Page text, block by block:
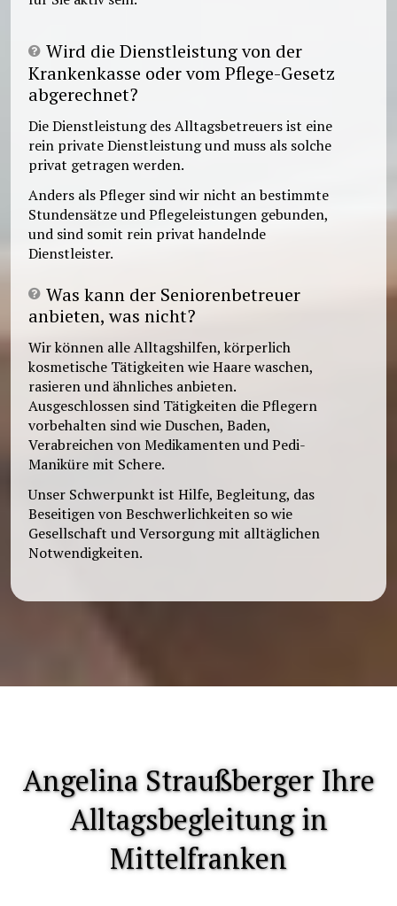
Wird die Dienstleistung von der
Krankenkasse oder vom Pflege-Gesetz
abgerechnet?
Die Dienstleistung des Alltagsbetreuers ist eine
rein private Dienstleistung und muss als solche
privat getragen werden.
Anders als Pfleger sind wir nicht an bestimmte
Stundensätze und Pflegeleistungen gebunden,
und sind somit rein privat handelnde
Dienstleister.
Was kann der Seniorenbetreuer
anbieten, was nicht?
Wir können alle Alltagshilfen, körperlich
kosmetische Tätigkeiten wie Haare waschen,
rasieren und ähnliches anbieten.
Ausgeschlossen sind Tätigkeiten die Pflegern
vorbehalten sind wie Duschen, Baden,
Verabreichen von Medikamenten und Pedi-
Maniküre mit Schere.
Unser Schwerpunkt ist Hilfe, Begleitung, das
Beseitigen von Beschwerlichkeiten so wie
Gesellschaft und Versorgung mit alltäglichen
Notwendigkeiten.
Angelina Straußberger Ihre
Alltagsbegleitung in
Mittelfranken